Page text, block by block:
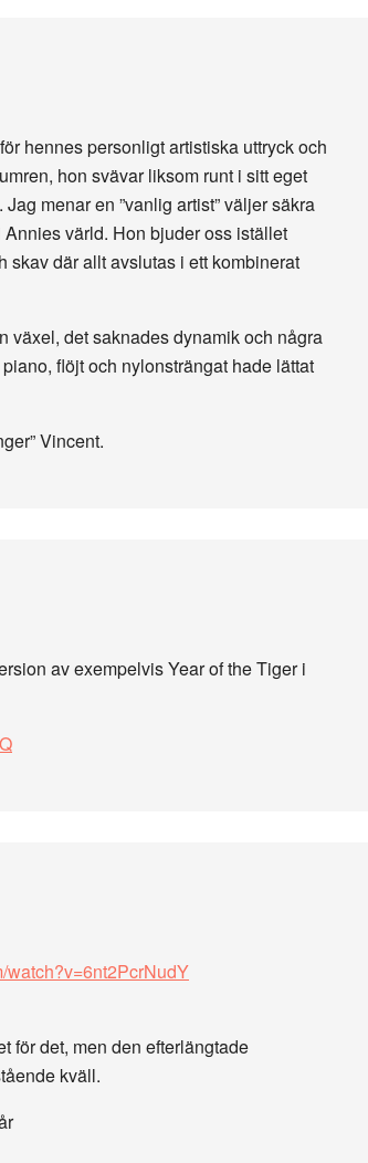
hennes personligt artistiska uttryck och
hon svävar liksom runt i sitt eget
menar en ”vanlig artist” väljer säkra
värld. Hon bjuder oss istället
skav där allt avslutas i ett kombinerat
växel, det saknades dynamik och några
flöjt och nylonsträngat hade lättat
Vincent.
av exempelvis Year of the Tiger i
watch?v=6nt2PcrNudY
för det, men den efterlängtade
kväll.